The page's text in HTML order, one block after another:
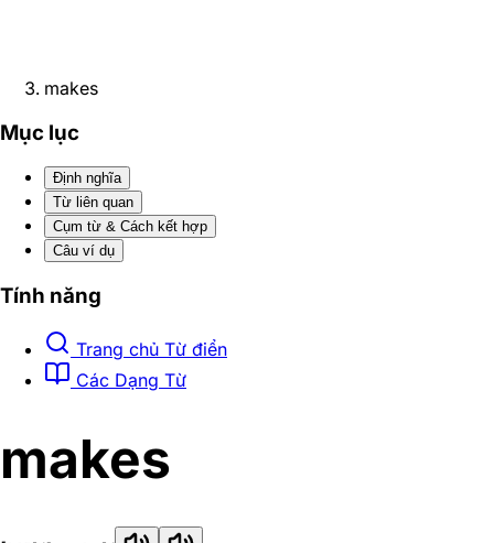
makes
Mục lục
Định nghĩa
Từ liên quan
Cụm từ & Cách kết hợp
Câu ví dụ
Tính năng
Trang chủ Từ điển
Các Dạng Từ
makes